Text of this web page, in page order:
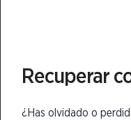
Recuperar
¿Has olvidado o